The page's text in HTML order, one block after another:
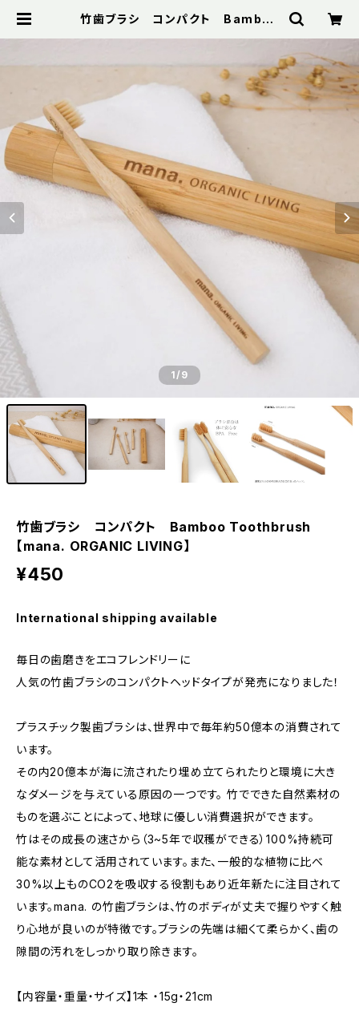
竹歯ブラシ コンパクト Bamboo
1/9
竹歯ブラシ コンパクト Bamboo Toothbrush
【mana. ORGANIC LIVING】
¥450
International shipping available
毎日の歯磨きをエコフレンドリーに
人気の竹歯ブラシのコンパクトヘッドタイプが発売になりました！
プラスチック製歯ブラシは、世界中で毎年約50億本の消費されて
います。
その内20億本が海に流されたり埋め立てられたりと環境に大き
なダメージを与えている原因の一つです。 竹でできた自然素材の
ものを選ぶことによって、地球に優しい消費選択ができます。
竹はその成長の速さから（3~5年で収穫ができる）100%持続可
能な素材として活用されています。また、一般的な植物に比べ
30%以上ものCO2を吸収する役割もあり近年新たに注目されて
います。mana. の竹歯ブラシは、竹のボディが丈夫で握りやすく触
り心地が良いのが特徴です。ブラシの先端は細くて柔らかく、歯の
隙間の汚れをしっかり取り除きます。
【内容量・重量・サイズ】1本 ・15g・21cm